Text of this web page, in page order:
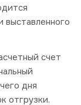
выставленного
счет
дня
отгрузки.